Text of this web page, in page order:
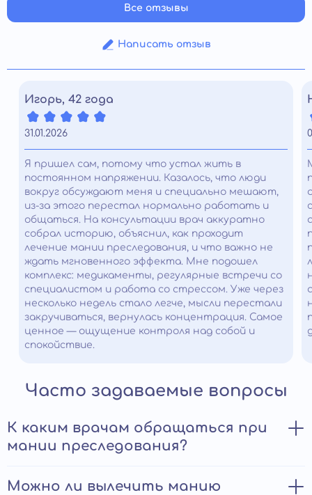
Написать отзыв
Все отзывы
Игорь, 42 года
31.01.2026
Я пришел сам, потому что устал жить в
постоянном напряжении. Казалось, что люди
вокруг обсуждают меня и специально мешают,
из-за этого перестал нормально работать и
общаться. На консультации врач аккуратно
собрал историю, объяснил, как проходит
лечение мании преследования, и что важно не
ждать мгновенного эффекта. Мне подошел
комплекс: медикаменты, регулярные встречи со
специалистом и работа со стрессом. Уже через
несколько недель стало легче, мысли перестали
закручиваться, вернулась концентрация. Самое
ценное — ощущение контроля над собой и
спокойствие.
Часто задаваемые вопросы
К каким врачам обращаться при
мании преследования?
Психиатр проведет полное обследование и
Можно ли вылечить манию